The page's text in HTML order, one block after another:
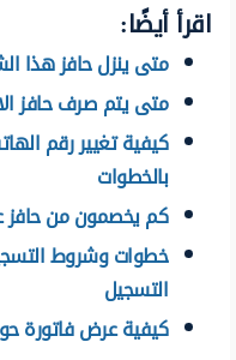
اقرأ أيضًا:
متى ينزل حافز هذا
متى يتم صرف حافز
بالخطوات
كم يخصمون من حافز
التسجيل
كيفية عرض فاتورة